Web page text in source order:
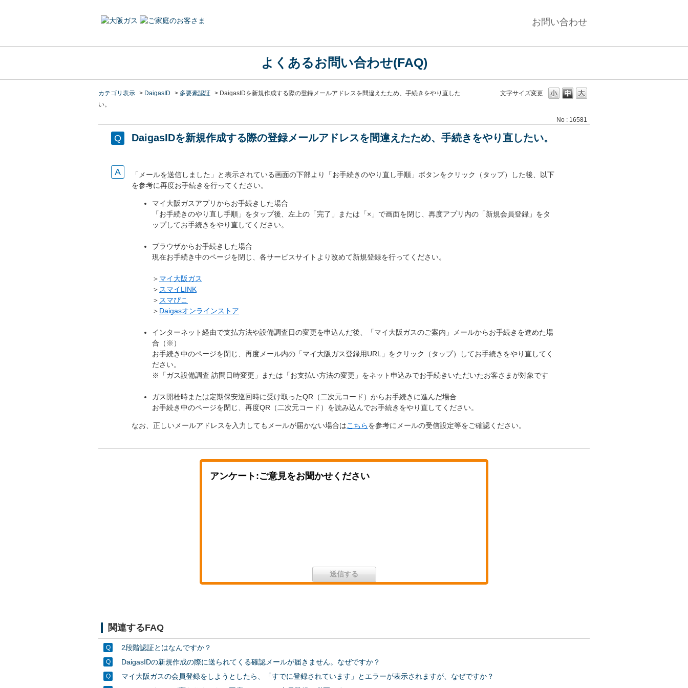
お問い合わせ
よくあるお問い合わせ(FAQ)
文字サイズ変更
カテゴリ表示 > DaigasID > 多要素認証 > DaigasIDを新規作成する際の登録メールアドレスを間違えたため、手続きをやり直した
い。
No : 16581
DaigasIDを新規作成する際の登録メールアドレスを間違えたため、手続きをやり直したい。
「メールを送信しました」と表示されている画面の下部より「お手続きのやり直し手順」ボタンをクリック（タップ）した後、以下
を参考に再度お手続きを行ってください。
マイ大阪ガスアプリからお手続きした場合
「お手続きのやり直し手順」をタップ後、左上の「完了」または「×」で画面を閉じ、再度アプリ内の「新規会員登録」をタ
ップしてお手続きをやり直してください。
ブラウザからお手続きした場合
現在お手続き中のページを閉じ、各サービスサイトより改めて新規登録を行ってください。
＞ マイ大阪ガス
＞ スマイLINK
＞ スマぴこ
＞ Daigasオンラインストア
インターネット経由で支払方法や設備調査日の変更を申込んだ後、「マイ大阪ガスのご案内」メールからお手続きを進めた場
合（※）
お手続き中のページを閉じ、再度メール内の「マイ大阪ガス登録用URL」をクリック（タップ）してお手続きをやり直してく
ださい。
※「ガス設備調査 訪問日時変更」または「お支払い方法の変更」をネット申込みでお手続きいただいたお客さまが対象です
ガス開栓時または定期保安巡回時に受け取ったQR（二次元コード）からお手続きに進んだ場合
お手続き中のページを閉じ、再度QR（二次元コード）を読み込んでお手続きをやり直してください。
なお、正しいメールアドレスを入力してもメールが届かない場合はこちらを参考にメールの受信設定等をご確認ください。
アンケート:ご意見をお聞かせください
関連するFAQ
2段階認証とはなんですか？
DaigasIDの新規作成の際に送られてくる確認メールが届きません。なぜですか？
マイ大阪ガスの会員登録をしようとしたら、「すでに登録されています」とエラーが表示されますが、なぜですか？